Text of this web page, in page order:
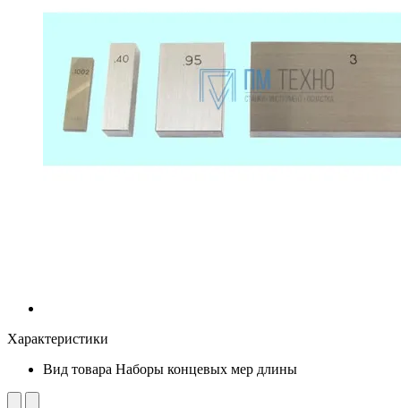
Характеристики
Вид товара Наборы концевых мер длины